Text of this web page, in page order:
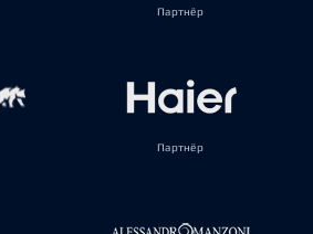
Партнёр
Партнёр